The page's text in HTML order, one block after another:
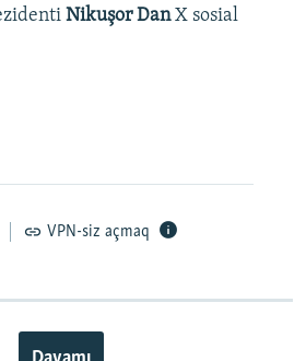
Nikuşor DanX sosial
VPN-siz açmaq